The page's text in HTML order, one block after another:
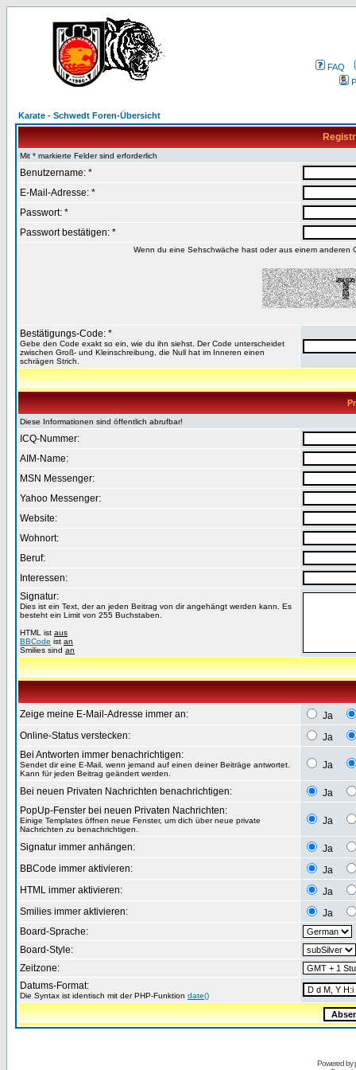
FAQ
Karate - Schwedt Foren-Übersicht
Mit * markierte Felder sind erforderlich
Benutzername: *
E-Mail-Adresse: *
Passwort: *
Passwort bestätigen: *
Wenn du eine Sehschwäche hast oder aus einem
Bestätigungs-Code: *
Gebe den Code exakt so ein, wie du ihn siehst. Der Code unterscheidet
zwischen Groß- und Kleinschreibung, die Null hat im Inneren einen
schrägen Strich.
Diese Informationen sind öffentlich abrufbar!
ICQ-Nummer:
AIM-Name:
MSN Messenger:
Yahoo Messenger:
Website:
Wohnort:
Beruf:
Interessen:
Signatur:
Dies ist ein Text, der an jeden Beitrag von dir angehängt werden kann. Es
besteht ein Limit von 255 Buchstaben.
HTML ist aus
BBCode ist an
Smilies sind an
Zeige meine E-Mail-Adresse immer an:
Ja
Online-Status verstecken:
Ja
Bei Antworten immer benachrichtigen:
Sendet dir eine E-Mail, wenn jemand auf einen deiner Beiträge antwortet.
Kann für jeden Beitrag geändert werden.
Ja
Bei neuen Privaten Nachrichten benachrichtigen:
Ja
PopUp-Fenster bei neuen Privaten Nachrichten:
Einige Templates öffnen neue Fenster, um dich über neue private
Nachrichten zu benachrichtigen.
Ja
Signatur immer anhängen:
Ja
BBCode immer aktivieren:
Ja
HTML immer aktivieren:
Ja
Smilies immer aktivieren:
Ja
Board-Sprache:
Board-Style:
Zeitzone:
Datums-Format:
Die Syntax ist identisch mit der PHP-Funktion date()
Powered by